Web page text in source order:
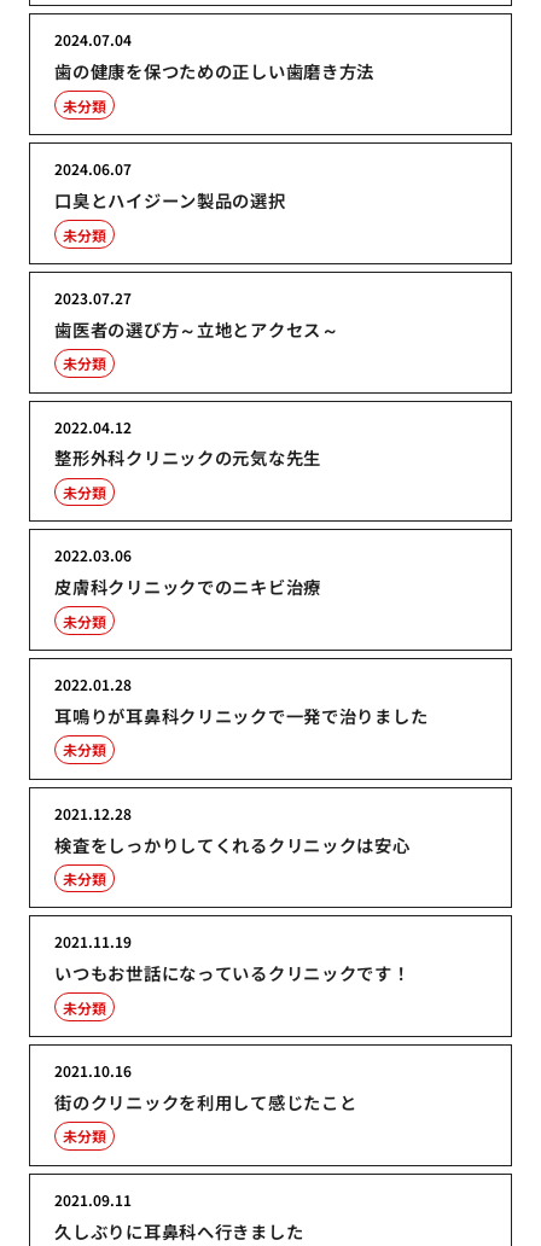
歯の健康を保つための正しい歯磨き方法
2024.07.04
未分類
口臭とハイジーン製品の選択
2024.06.07
未分類
歯医者の選び方～立地とアクセス～
2023.07.27
未分類
整形外科クリニックの元気な先生
2022.04.12
未分類
皮膚科クリニックでのニキビ治療
2022.03.06
未分類
耳鳴りが耳鼻科クリニックで一発で治りました
2022.01.28
未分類
検査をしっかりしてくれるクリニックは安心
2021.12.28
未分類
いつもお世話になっているクリニックです！
2021.11.19
未分類
街のクリニックを利用して感じたこと
2021.10.16
未分類
久しぶりに耳鼻科へ行きました
2021.09.11